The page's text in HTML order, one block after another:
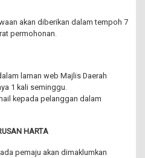
akan diberikan dalam tempoh 7
permohonan.
laman web Majlis Daerah
1 kali seminggu.
kepada pelanggan dalam
HARTA
pemaju akan dimaklumkan